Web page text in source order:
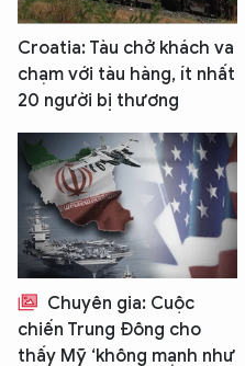
Croatia: Tàu chở khách va
chạm với tàu hàng, ít nhất
20 người bị thương
Chuyên gia: Cuộc
chiến Trung Đông cho
thấy Mỹ ‘không mạnh như